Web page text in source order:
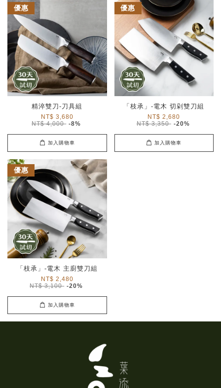
優惠
精淬雙刀-刀具組
NT$ 3,680
NT$ 4,000 -8%
加入購物車
優惠
「枝承」-電木 切剁雙刀組
NT$ 2,680
NT$ 3,350 -20%
加入購物車
優惠
「枝承」-電木 主廚雙刀組
NT$ 2,480
NT$ 3,100 -20%
加入購物車